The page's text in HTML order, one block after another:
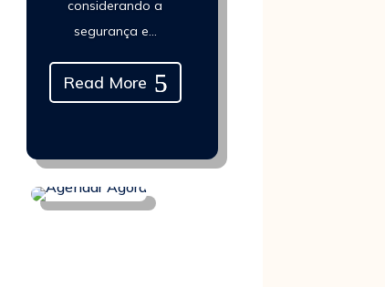
considerando a
segurança e...
Read More